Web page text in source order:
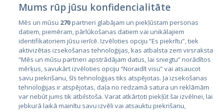
Valstis
Igaunija
Latvija
Lietuva
Mums rūp jūsu konfidencialitāte
Mēs un mūsu 270partneri glabājam un piekļūstam personas
datiem, piemēram, pārlūkošanas datiem vai unikālajiem
identifikatoriem jūsu ierīcē. Izvēloties opciju “Es piekrītu”, tiek
aktivizētas izsekošanas tehnoloģijas, kas atbalsta zem virsraksta
“Mēs un mūsu partneri apstrādājam datus, lai sniegtu” norādītos
mērķus, savukārt izvēloties opciju “Noraidīt visu” vai atsaucot
savu piekrišanu, šīs tehnoloģijas tiks atspējotas. Ja izsekošanas
tehnoloģijas ir atspējotas, daļa no redzamā satura un reklāmām
var nebūt jums tik atbilstoša. Varat atkārtoti piekļūt šai izvēlnei, lai
jebkurā laikā mainītu savu izvēli vai atsauktu piekrišanu,